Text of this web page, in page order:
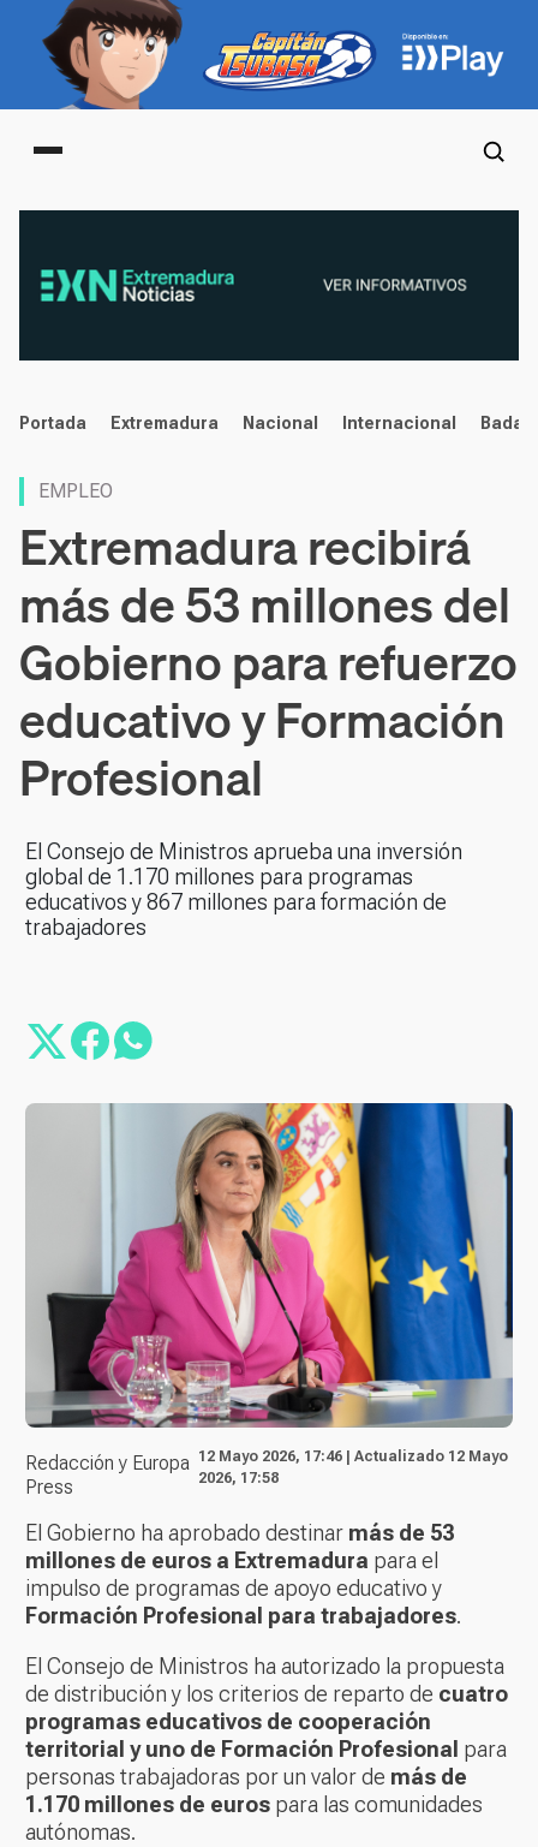
Main menu
noticias
Portada Extremadura Nacional Internacional
EMPLEO
Extremadura recibirá
más de 53 millones del
Gobierno para refuerzo
educativo y Formación
Profesional
El Consejo de Ministros aprueba una inversión
global de 1.170 millones para programas
educativos y 867 millones para formación de
trabajadores
Redacción y Europa
Press
12 Mayo 2026, 17:46 | Actualizado 12 Mayo
2026, 17:58
El Gobierno ha aprobado destinar más de 53
millones de euros a Extremadura para el
impulso de programas de apoyo educativo y
Formación Profesional para trabajadores.
El Consejo de Ministros ha autorizado la propuesta
de distribución y los criterios de reparto de cuatro
programas educativos de cooperación
territorial y uno de Formación Profesional para
personas trabajadoras por un valor de más de
1.170 millones de euros para las comunidades
autónomas.